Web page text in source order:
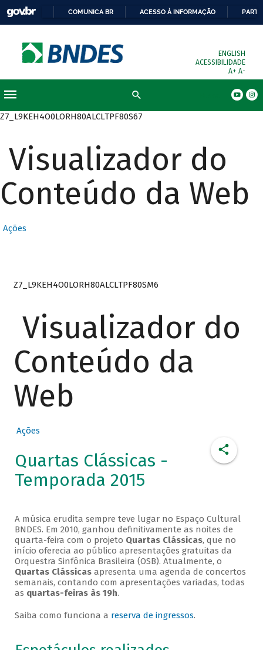
COMUNICA BR ACESSO À INFORMAÇÃO
ENGLISH
ACESSIBILIDADE
A+ A-
Z7_L9KEH4O0LORH80ALCLTPF80S67
Visualizador do
Conteúdo da Web
Ações
Z7_L9KEH4O0LORH80ALCLTPF80SM6
Visualizador do
Conteúdo da
Web
Ações
Quartas Clássicas -
Temporada 2015
A música erudita sempre teve lugar no Espaço Cultural
BNDES. Em 2010, ganhou definitivamente as noites de
quarta-feira com o projeto Quartas Clássicas, que no
início oferecia ao público apresentações gratuitas da
Orquestra Sinfônica Brasileira (OSB). Atualmente, o
Quartas Clássicasapresenta uma agenda de concertos
semanais, contando com apresentações variadas, todas
as quartas-feiras às 19h.
Saiba como funciona a reserva de ingressos.